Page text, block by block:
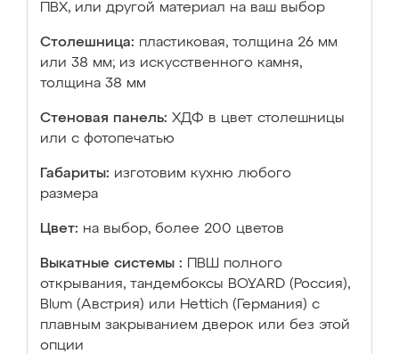
ПВХ, или другой материал на ваш выбор
Столешница: пластиковая, толщина 26 мм
или 38 мм; из искусственного камня,
толщина 38 мм
Стеновая панель: ХДФ в цвет столешницы
или с фотопечатью
Габариты: изготовим кухню любого
размера
Цвет: на выбор, более 200 цветов
Выкатные системы :
ПВШ полного
открывания, тандембоксы BOYARD (Россия),
Blum (Австрия) или Hettich (Германия) с
плавным закрыванием дверок или без этой
опции